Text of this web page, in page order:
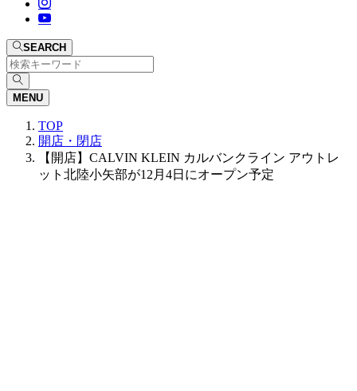
SEARCH
MENU
TOP
開店・閉店
【開店】CALVIN KLEIN カルバンクライン アウトレ
ット北陸小矢部が12月4日にオープン予定